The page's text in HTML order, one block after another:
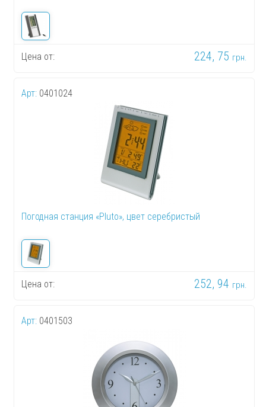
Цена от: 224, 75 грн.
Арт: 0401024
Погодная станция «Pluto», цвет серебристый
Цена от: 252, 94 грн.
Арт: 0401503